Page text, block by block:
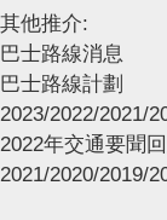
其他推介:
巴士路線消息
巴士路線計劃
2023/2022/2021/
2022年交通要聞
2021/2020/2019/